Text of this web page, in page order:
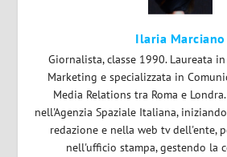
Ilaria Marciano
Giornalista, classe 1990. Laureata
Marketing e specializzata in
Media Relations tra Roma e
nell'Agenzia Spaziale Italiana,
redazione e nella web tv dell'ente,
nell'ufficio stampa, gestendo la